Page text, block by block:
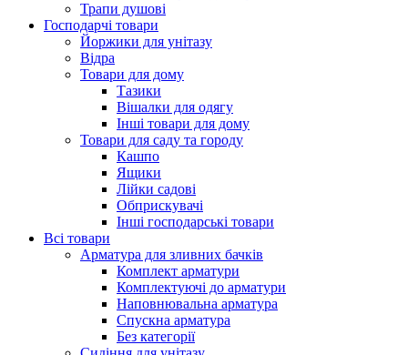
Трапи душові
Господарчі товари
Йоржики для унітазу
Відра
Товари для дому
Тазики
Вішалки для одягу
Інші товари для дому
Товари для саду та городу
Кашпо
Ящики
Лійки садові
Обприскувачі
Інші господарські товари
Всі товари
Арматура для зливних бачків
Комплект арматури
Комплектуючі до арматури
Наповнювальна арматура
Спускна арматура
Без категорії